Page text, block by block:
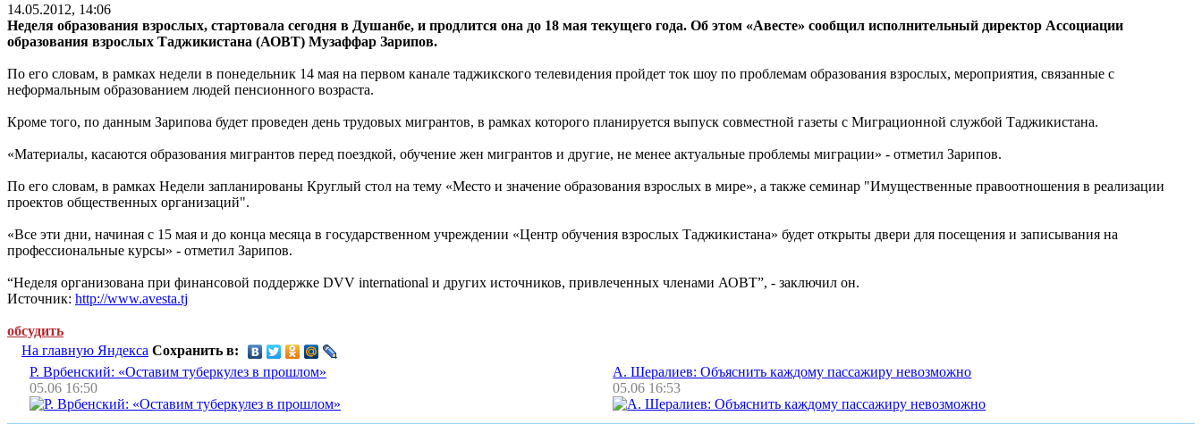
14.05.2012, 14:06
Неделя образования взрослых, стартовала сегодня в Душанбе, и продлится она до 18 мая текущего года. Об этом «Авесте» сообщил исполнительный директор Ассоциации
образования взрослых Таджикистана (АОВТ) Музаффар Зарипов.
По его словам, в рамках недели в понедельник 14 мая на первом канале таджикского телевидения пройдет ток шоу по проблемам образования взрослых, мероприятия, связанные с
неформальным образованием людей пенсионного возраста.
Кроме того, по данным Зарипова будет проведен день трудовых мигрантов, в рамках которого планируется выпуск совместной газеты с Миграционной службой Таджикистана.
«Материалы, касаются образования мигрантов перед поездкой, обучение жен мигрантов и другие, не менее актуальные проблемы миграции» - отметил Зарипов.
По его словам, в рамках Недели запланированы Круглый стол на тему «Место и значение образования взрослых в мире», а также семинар "Имущественные правоотношения в реализации
проектов общественных организаций".
«Все эти дни, начиная с 15 мая и до конца месяца в государственном учреждении «Центр обучения взрослых Таджикистана» будет открыты двери для посещения и записывания на
профессиональные курсы» - отметил Зарипов.
“Неделя организована при финансовой поддержке DVV international и других источников, привлеченных членами АОВТ”, - заключил он.
Источник: http://www.avesta.tj
обсудить
На главную Яндекса Сохранить в:
Р. Врбенский: «Оставим туберкулез в прошлом»
05.06 16:50
А. Шералиев: Объяснить каждому пассажиру невозможно
05.06 16:53